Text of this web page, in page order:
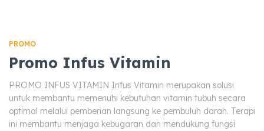
PROMO
Promo Infus Vitamin
PROMO INFUS VITAMIN Infus Vitamin merupakan solusi
untuk membantu memenuhi kebutuhan vitamin tubuh secara
optimal melalui pemberian langsung ke pembuluh darah. Terapi
ini membantu menjaga kebugaran dan mendukung fungsi